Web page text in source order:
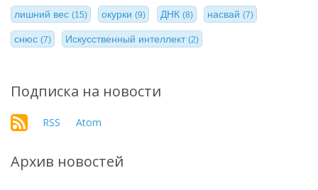
лишний вес (15) окурки(9) ДНК (8) насвай(7)
снюс (7) Искусственный интеллект(2)
Подписка на новости
RSS Atom
Архив новостей